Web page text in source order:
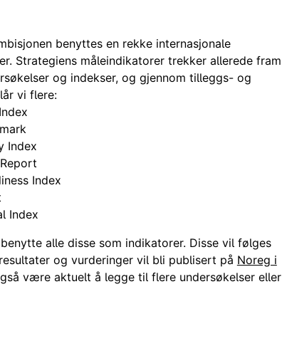
benyttes en rekke internasjonale
Strategiens måleindikatorer trekker allerede fram
og indekser, og gjennom tilleggs- og
vi flere:
Index
Index
Index
alle disse som indikatorer. Disse vil følges
og vurderinger vil bli publisert på Noreg i
være aktuelt å legge til flere undersøkelser eller